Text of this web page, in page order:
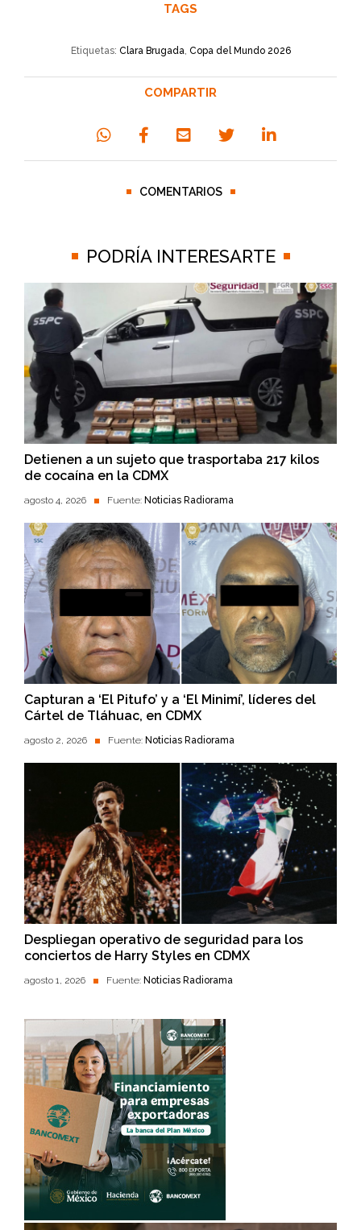
TAGS
Etiquetas: Clara Brugada, Copa del Mundo 2026
COMPARTIR
COMENTARIOS
PODRÍA INTERESARTE
Detienen a un sujeto que trasportaba 217 kilos
de cocaína en la CDMX
agosto 4, 2026 Fuente: Noticias Radiorama
Capturan a ‘El Pitufo’ y a ‘El Minimí’, líderes del
Cártel de Tláhuac, en CDMX
agosto 2, 2026 Fuente: Noticias Radiorama
Despliegan operativo de seguridad para los
conciertos de Harry Styles en CDMX
agosto 1, 2026 Fuente: Noticias Radiorama